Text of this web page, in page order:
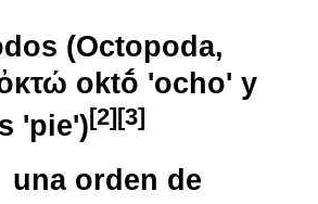
(Octopoda,
oktṓ 'ocho' y
'pie')[2][3]
una orden de